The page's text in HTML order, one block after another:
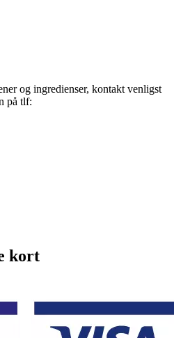
og ingredienser, kontakt venligst
på tlf:
kort